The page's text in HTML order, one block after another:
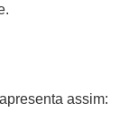
apresenta assim: